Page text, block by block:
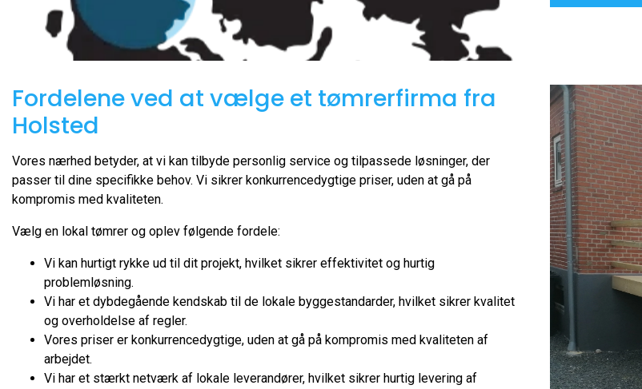
Fordelene ved at vælge et tømrerfirma fra
Holsted
Vores nærhed betyder, at vi kan tilbyde personlig service og tilpassede løsninger, der
passer til dine specifikke behov. Vi sikrer konkurrencedygtige priser, uden at gå på
kompromis med kvaliteten.
Vælg en lokal tømrer og oplev følgende fordele:
Vi kan hurtigt rykke ud til dit projekt, hvilket sikrer effektivitet og hurtig
problemløsning.
Vi har et dybdegående kendskab til de lokale byggestandarder, hvilket sikrer kvalitet
og overholdelse af regler.
Vores priser er konkurrencedygtige, uden at gå på kompromis med kvaliteten af
arbejdet.
Vi har et stærkt netværk af lokale leverandører, hvilket sikrer hurtig levering af